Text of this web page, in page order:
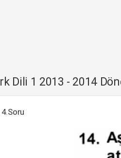
Dili 1 2013 - 2014